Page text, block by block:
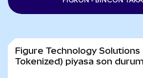
Figure Technology Solutions
Tokenized) piyasa son